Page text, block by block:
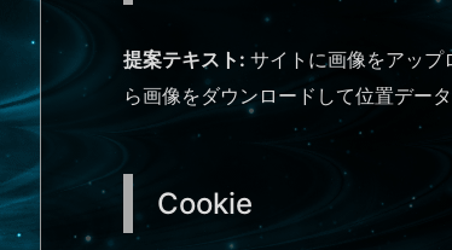
提案テキスト: サイトに画像をアップ
ら画像をダウンロードして位置デー
Cookie